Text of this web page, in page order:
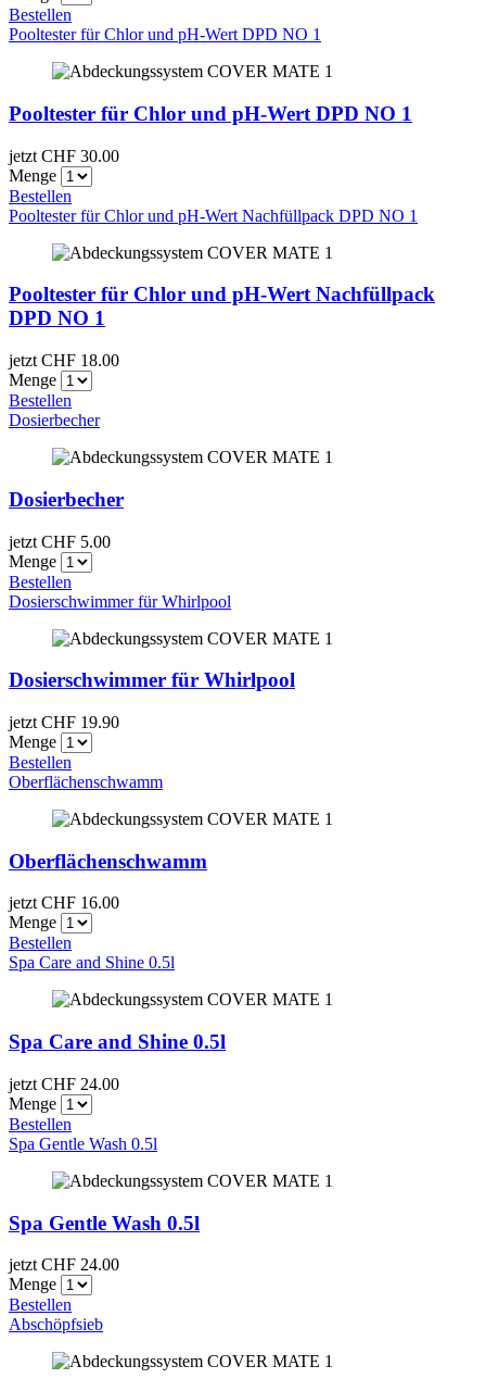
Bestellen
Pooltester für Chlor und pH-Wert DPD NO 1
Pooltester für Chlor und pH-Wert DPD NO 1
jetzt CHF 30.00
Menge
Bestellen
Pooltester für Chlor und pH-Wert Nachfüllpack DPD NO 1
Pooltester für Chlor und pH-Wert Nachfüllpack
DPD NO 1
jetzt CHF 18.00
Menge
Bestellen
Dosierbecher
Dosierbecher
jetzt CHF 5.00
Menge
Bestellen
Dosierschwimmer für Whirlpool
Dosierschwimmer für Whirlpool
jetzt CHF 19.90
Menge
Bestellen
Oberflächenschwamm
Oberflächenschwamm
jetzt CHF 16.00
Menge
Bestellen
Spa Care and Shine 0.5l
Spa Care and Shine 0.5l
jetzt CHF 24.00
Menge
Bestellen
Spa Gentle Wash 0.5l
Spa Gentle Wash 0.5l
jetzt CHF 24.00
Menge
Bestellen
Abschöpfsieb